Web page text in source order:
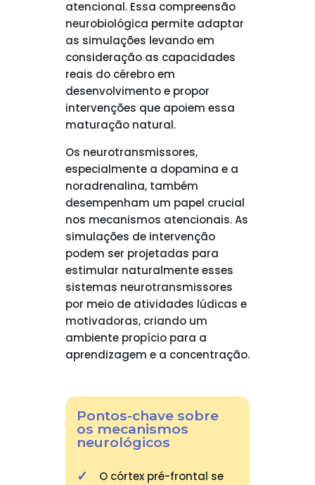
atencional. Essa compreensão
neurobiológica permite adaptar
as simulações levando em
consideração as capacidades
reais do cérebro em
desenvolvimento e propor
intervenções que apoiem essa
maturação natural.
Os neurotransmissores,
especialmente a dopamina e a
noradrenalina, também
desempenham um papel crucial
nos mecanismos atencionais. As
simulações de intervenção
podem ser projetadas para
estimular naturalmente esses
sistemas neurotransmissores
por meio de atividades lúdicas e
motivadoras, criando um
ambiente propício para a
aprendizagem e a concentração.
Pontos-chave sobre
os mecanismos
neurológicos
O córtex pré-frontal se